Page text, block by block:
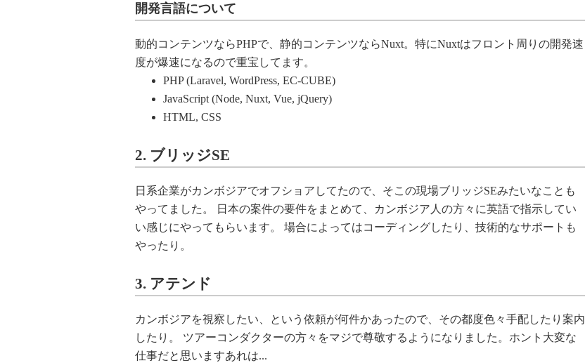
開発言語について
動的コンテンツならPHPで、静的コンテンツならNuxt。特にNuxtはフロント周りの開発速
度が爆速になるので重宝してます。
PHP (Laravel, WordPress, EC-CUBE)
JavaScript (Node, Nuxt, Vue, jQuery)
HTML, CSS
2. ブリッジSE
日系企業がカンボジアでオフショアしてたので、そこの現場ブリッジSEみたいなことも
やってました。 日本の案件の要件をまとめて、カンボジア人の方々に英語で指示してい
い感じにやってもらいます。 場合によってはコーディングしたり、技術的なサポートも
やったり。
3. アテンド
カンボジアを視察したい、という依頼が何件かあったので、その都度色々手配したり案内
したり。 ツアーコンダクターの方々をマジで尊敬するようになりました。ホント大変な
仕事だと思いますあれは...